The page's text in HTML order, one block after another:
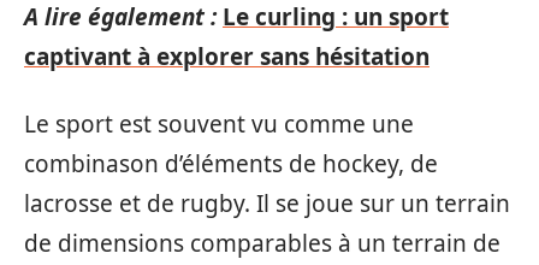
A lire également : Le curling : un sport
captivant à explorer sans hésitation
Le sport est souvent vu comme une
combinason d’éléments de hockey, de
lacrosse et de rugby. Il se joue sur un terrain
de dimensions comparables à un terrain de